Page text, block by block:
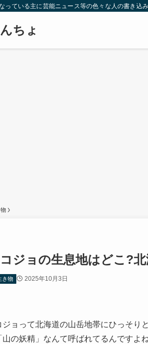
っている主に芸能ニュース等の色々な人の書き込
ちょ
ジョの生息地はどこ?
き物 2025年10月3日
ジョって北海道の山岳地帯にひっそり
山の妖精」なんて呼ばれてるんですよね